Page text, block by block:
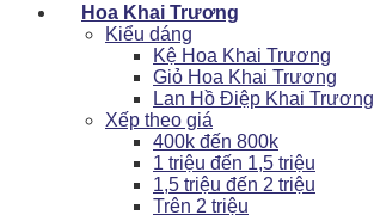
Hoa Khai Trương
Kiểu dáng
Kệ Hoa Khai Trương
Giỏ Hoa Khai Trương
Lan Hồ Điệp Khai Trương
Xếp theo giá
400k đến 800k
1 triệu đến 1,5 triệu
1,5 triệu đến 2 triệu
Trên 2 triệu